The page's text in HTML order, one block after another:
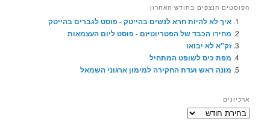
הפוסטים הנצפים בחודש האחרון
איך לא להיות חרא לנשים בהייטק - פוסט לגברים בהייטק
מחירו הכבד של הפטריוטיזם - פוסט ליום העצמאות
זק"א לא יבואו
מפת כיס לשופט המתחיל
מונה ראש ועדת החקירה למימון ארגוני השמאל
ארכיונים
ארכיונים